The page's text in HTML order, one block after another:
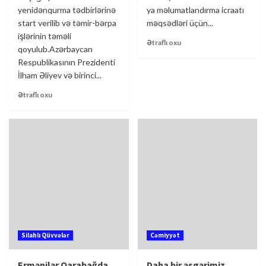
yenidənqurma tədbirlərinə
start verilib və təmir-bərpa
işlərinin təməli
qoyulub.Azərbaycan
Respublikasının Prezidenti
İlham Əliyev və birinci...
Ətraflı oxu
ya məlumatlandırma icraatı
məqsədləri üçün...
Ətraflı oxu
Silahlı Qüvvələr Cəmiyyət